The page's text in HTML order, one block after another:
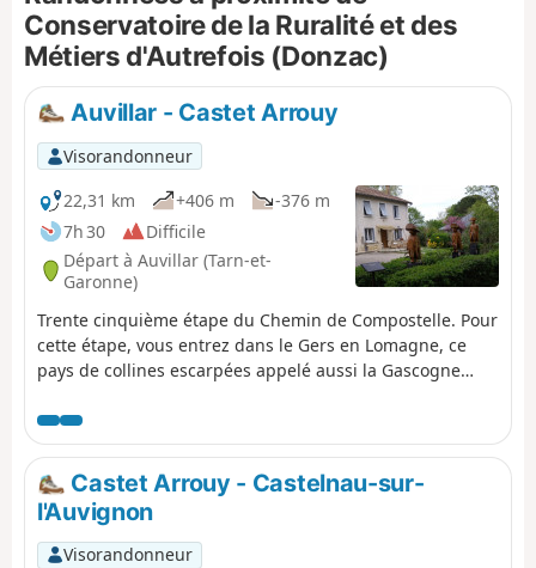
Conservatoire de la Ruralité et des
Métiers d'Autrefois (Donzac)
Auvillar - Castet Arrouy
Visorandonneur
22,31 km
+406 m
-376 m
7h 30
Difficile
Départ à Auvillar (Tarn-et-
Garonne)
Trente cinquième étape du Chemin de Compostelle. Pour
cette étape, vous entrez dans le Gers en Lomagne, ce
pays de collines escarpées appelé aussi la Gascogne
région du foie gras et de l'armagnac, est aussi une terre
de capitaines avec ses châteaux, fermes fortifiées,
redoutes, bastides, places fortes, etc. Qui ne connaît pas
d'Artagnan ! Vous emprunterez de jolis sentiers tracés
parallèles à la route qui sont bordés d'arbres fruitiers
(pommes, poires, cerises, figues, noisettes) et de cyprès.
Castet Arrouy - Castelnau-sur-
l'Auvignon
Visorandonneur